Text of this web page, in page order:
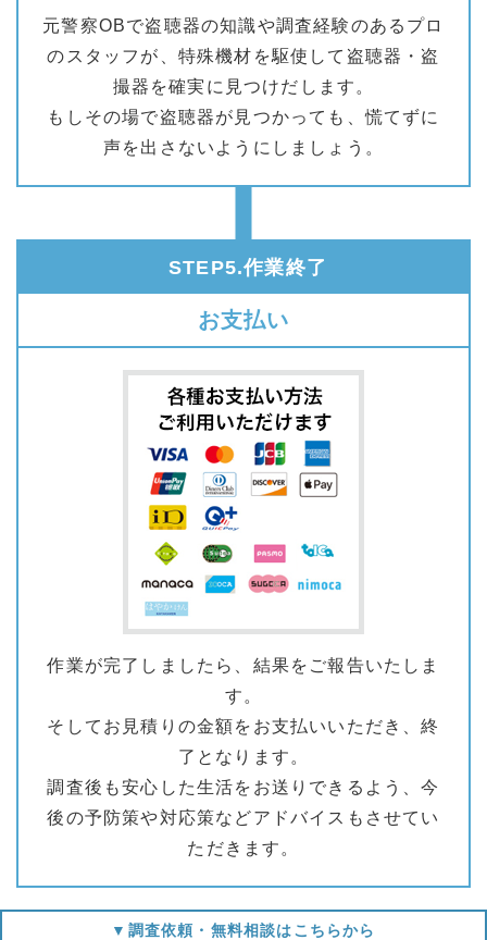
元警察OBで盗聴器の知識や調査経験のあるプロ
のスタッフが、特殊機材を駆使して盗聴器・盗
撮器を確実に見つけだします。
もしその場で盗聴器が見つかっても、慌てずに
声を出さないようにしましょう。
STEP5.作業終了
お支払い
作業が完了しましたら、結果をご報告いたしま
す。
そしてお見積りの金額をお支払いいただき、終
了となります。
調査後も安心した生活をお送りできるよう、今
後の予防策や対応策などアドバイスもさせてい
ただきます。
▼調査依頼・無料相談はこちらから